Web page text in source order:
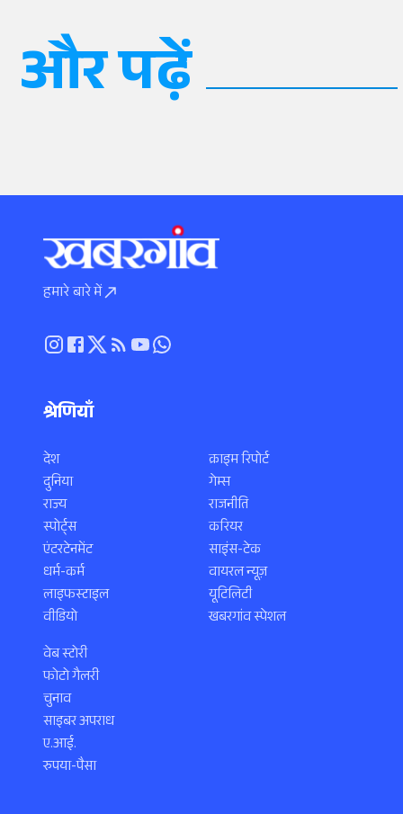
और पढ़ें
हमारे बारे में
श्रेणियाँ
देश
दुनिया
राज्य
स्पोर्ट्स
एंटरटेनमेंट
धर्म-कर्म
लाइफस्टाइल
वीडियो
क्राइम रिपोर्ट
गेम्स
राजनीति
करियर
साइंस-टेक
वायरल न्यूज़
यूटिलिटी
खबरगांव स्पेशल
वेब स्टोरी
फोटो गैलरी
चुनाव
साइबर अपराध
ए.आई.
रुपया-पैसा